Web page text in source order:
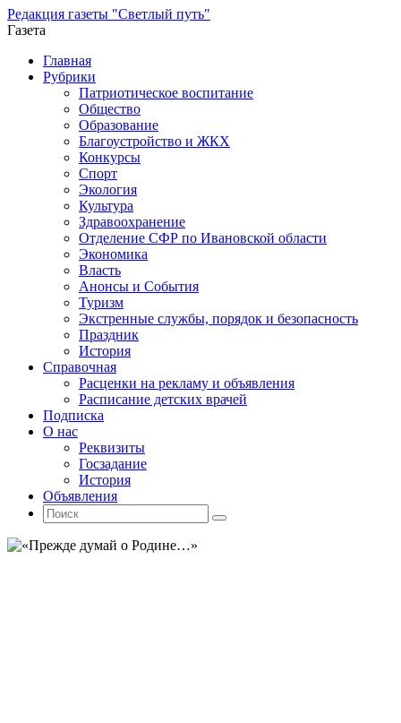
Редакция газеты "Светлый путь"
Газета
Промотать
содержимому
Главная
Рубрики
Патриотическое воспитание
Общество
Образование
Благоустройство и ЖКХ
Конкурсы
Спорт
Экология
Культура
Здравоохранение
Отделение СФР по Ивановской области
Экономика
Власть
Анонсы и События
Туризм
Экстренные службы, порядок и безопасность
Праздник
История
Справочная
Расценки на рекламу и объявления
Расписание детских врачей
Подписка
О нас
Реквизиты
Госзадание
История
Объявления
Поиск
Искать:
Поиск